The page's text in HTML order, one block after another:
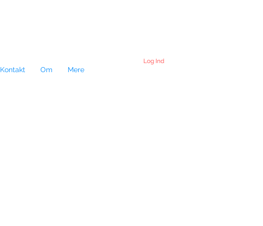
Kontakt Om Mere
Log Ind